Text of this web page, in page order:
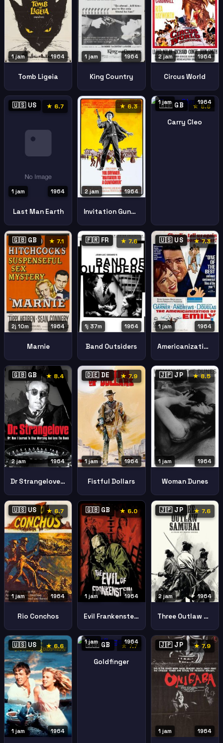
1964
1 jam
Tomb Ligeia
1964
1 jam
King Country
1964
2 jam
Circus World
🇺🇸 US ★ 6.7
1964
1 jam
Last Man Earth
★ 6.3
1964
2 jam
Invitation Gunfighter
🇬🇧 GB ★ 6.6
1964
1 jam
Carry Cleo
🇬🇧 GB ★ 7.1
1964
2j 10m
Marnie
🇫🇷 FR ★ 7.6
1964
1j 37m
Band Outsiders
🇺🇸 US ★ 7.3
1964
1 jam
Americanization Emily
🇬🇧 GB ★ 8.4
1964
2 jam
Dr Strangelove Learned Stop Worrying Love Bomb
🇩🇪 DE ★ 7.9
1964
1 jam
Fistful Dollars
🇯🇵 JP ★ 8.5
1964
1 jam
Woman Dunes
🇺🇸 US ★ 6.7
1964
1 jam
Rio Conchos
🇬🇧 GB ★ 6.0
1964
1 jam
Evil Frankenstein
🇯🇵 JP ★ 7.6
1964
2 jam
Three Outlaw Samurai
🇺🇸 US ★ 6.6
1964
1 jam
🇬🇧 GB ★ 7.7
1964
1 jam
Goldfinger
🇯🇵 JP ★ 7.9
1964
1 jam